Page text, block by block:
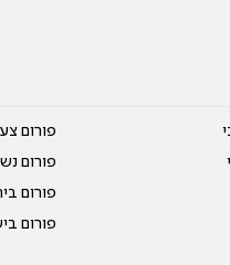
פורום
פורום
פורום
פורום